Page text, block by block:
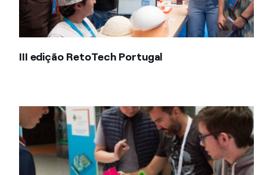
III edição RetoTech Portugal